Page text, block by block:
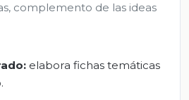
complemento de las ideas
elabora fichas temáticas